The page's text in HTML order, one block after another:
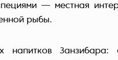
— местная
рыбы.
напитков Занзибара: